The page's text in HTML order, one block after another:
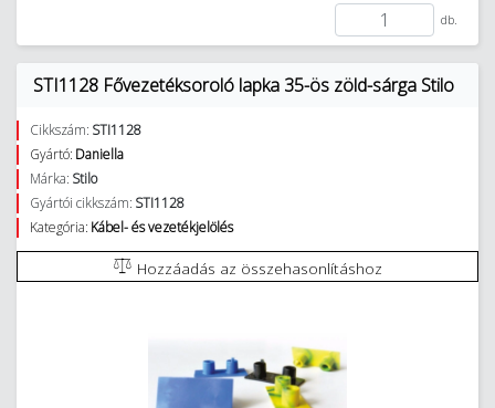
db.
STI1128 Fővezetéksoroló lapka 35-ös zöld-sárga Stilo
Cikkszám: STI1128
Gyártó: Daniella
Márka: Stilo
Gyártói cikkszám: STI1128
Kategória: Kábel- és vezetékjelölés
Hozzáadás az összehasonlításhoz